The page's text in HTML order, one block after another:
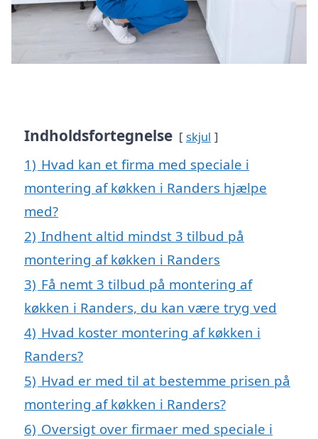
Indholdsfortegnelse skjul
1) Hvad kan et firma med speciale i
montering af køkken i Randers hjælpe
med?
2) Indhent altid mindst 3 tilbud på
montering af køkken i Randers
3) Få nemt 3 tilbud på montering af
køkken i Randers, du kan være tryg ved
4) Hvad koster montering af køkken i
Randers?
5) Hvad er med til at bestemme prisen på
montering af køkken i Randers?
6) Oversigt over firmaer med speciale i